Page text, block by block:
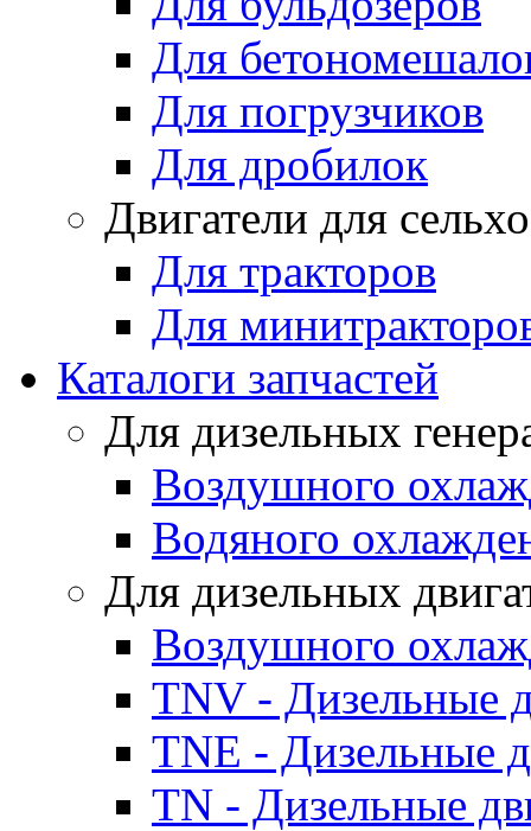
Для
Для погрузчиков
Для дробилок
Двигатели для
Для тракторов
Для
Каталоги запчастей
Для дизельных
Воздушного
Водяного
Для дизельных
Воздушного
TNV - Дизельные
TNE - Дизельные
TN - Дизельные